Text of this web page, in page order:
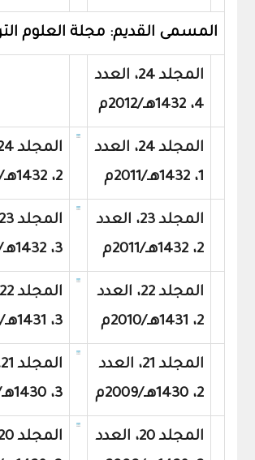
المسمى القديم: مجلة العلوم
المجلد 24، العدد
4، 1432هـ/2012م
المجلد 24، العدد
1، 1432هـ/2011م
2، 1432هـ/2011م
المجلد 23، العدد
2، 1432هـ/2011م
3، 1432هـ/2011م
المجلد 22، العدد
2، 1431هـ/2010م
3، 1431هـ/2010م
المجلد 21، العدد
2، 1430هـ/2009م
3، 1430هـ/2009م
المجلد 20، العدد